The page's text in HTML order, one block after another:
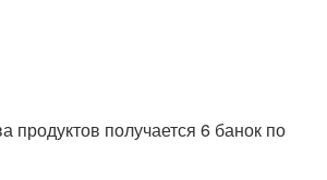
продуктов получается 6 банок по